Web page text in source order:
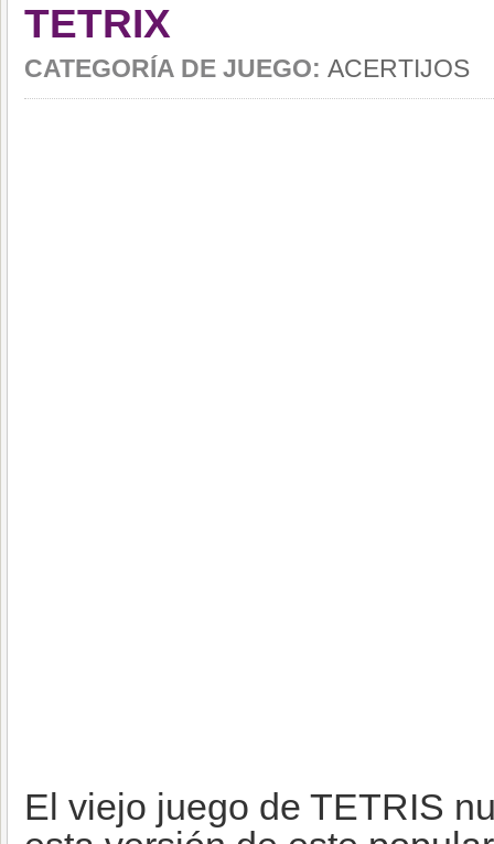
TETRIX
CATEGORÍA DE JUEGO: ACERTIJOS
El viejo juego de TETRIS